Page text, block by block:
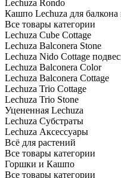
Lechuza Rondo
Кашпо Lechuza для
Все товары категории
Lechuza Cube Cottage
Lechuza Balconera Stone
Lechuza Nido Cottage
Lechuza Balconera Color
Lechuza Balconera Cottage
Lechuza Trio Cottage
Lechuza Trio Stone
Уцененная Lechuza
Lechuza Субстраты
Lechuza Аксессуары
Всё для растений
Все товары категории
Горшки и Кашпо
Все товары категории